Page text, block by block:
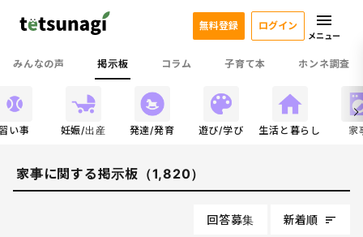
みんなの声 掲示板 コラム 子育て本 ホンネ調査
無料登録 ログイン
メニュー
い事 妊娠/出産 発達/発育 遊び/学び 生活と暮らし 家
家事に関する掲示板（1,820）
回答募集 新着順